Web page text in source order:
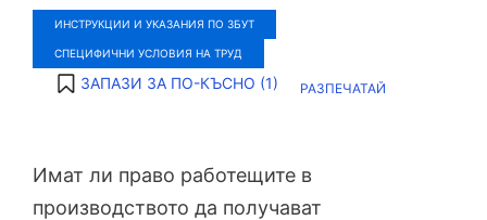
ИНСТРУКЦИИ И УКАЗАНИЯ ПО ЗБУТ
СПЕЦИФИЧНИ УСЛОВИЯ НА ТРУД
ЗАПАЗИ ЗА ПО-КЪСНО (1) РАЗПЕЧАТАЙ
Имат ли право работещите в
производството да получават